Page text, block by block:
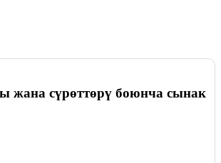
жана сүрөттөрү боюнча сынак